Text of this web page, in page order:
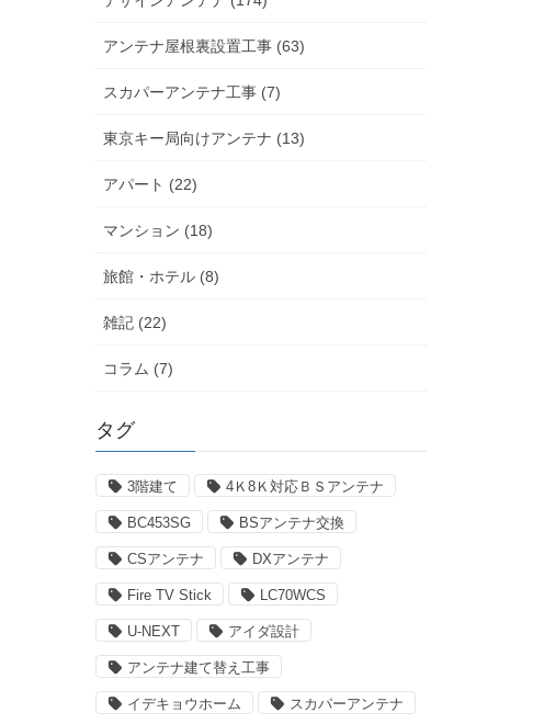
アンテナ屋根裏設置工事 (63)
スカパーアンテナ工事 (7)
東京キー局向けアンテナ (13)
アパート (22)
マンション (18)
旅館・ホテル (8)
雑記 (22)
コラム (7)
タグ
3階建て 4Ｋ8Ｋ対応ＢＳアンテナ
BC453SG BSアンテナ交換
CSアンテナ DXアンテナ
Fire TV Stick LC70WCS
U-NEXT アイダ設計
アンテナ建て替え工事
イデキョウホーム スカパーアンテナ